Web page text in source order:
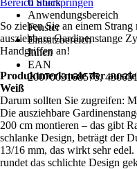
0 Stück
Anwendungsbereich
Fenster
Einsatzbereich
Innen
EAN
2007003168575,
Bereich überspringen
So ziehen Sie an einem
ausziehbare Gardinenstange
Handgriffen an!
Produktmerkmale der
Weiß
Darum sollten Sie zugreifen:
Die ausziehbare
200 cm montieren – das gibt
schlanke Design, beträgt der
13/16 mm, das wirkt sehr
rundet das schlichte Design